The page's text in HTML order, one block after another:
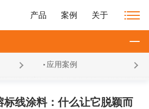
产品 案例 关于
应用案例
标线涂料：什么让它脱颖而